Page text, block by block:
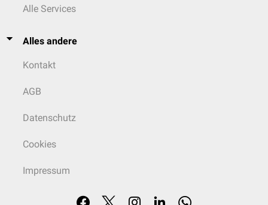
Alle Services
Alles andere
Kontakt
AGB
Datenschutz
Cookies
Impressum